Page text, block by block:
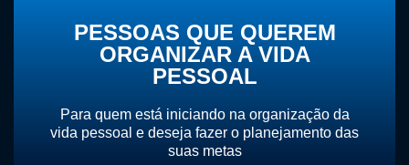
PESSOAS QUE QUEREM
ORGANIZAR A VIDA
PESSOAL
Para quem está iniciando na organização da
vida pessoal e deseja fazer o planejamento das
suas metas